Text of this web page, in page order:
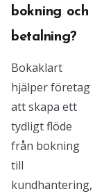
bokning och
betalning?
Bokaklart
hjälper företag
att skapa ett
tydligt flöde
från bokning
till
kundhantering,